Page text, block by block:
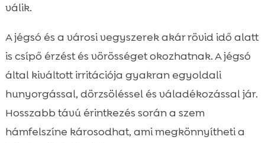
válik.
A jégsó és a városi vegyszerek akár rövid idő alatt
is csípő érzést és vörösséget okozhatnak. A jégsó
által kiváltott irritációja gyakran egyoldali
hunyorgással, dörzsöléssel és váladékozással jár.
Hosszabb távú érintkezés során a szem
hámfelszíne károsodhat, ami megkönnyítheti a